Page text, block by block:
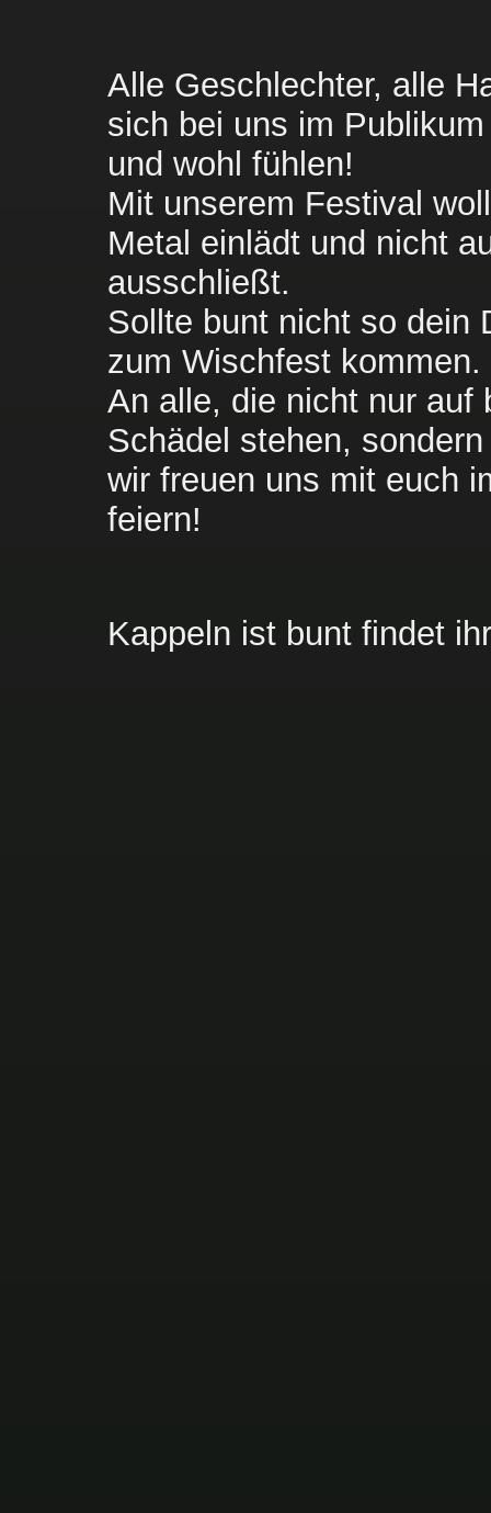
DEUTSCH
Alle Geschlechter, alle
sich bei uns im
und wohl fühlen!
Mit unserem Festival
Metal einlädt und nicht
ausschließt.
Sollte bunt nicht so dein
zum Wischfest kommen.
An alle, die nicht nur auf
Schädel stehen,
wir freuen uns mit euch
feiern!
Kappeln ist bunt findet